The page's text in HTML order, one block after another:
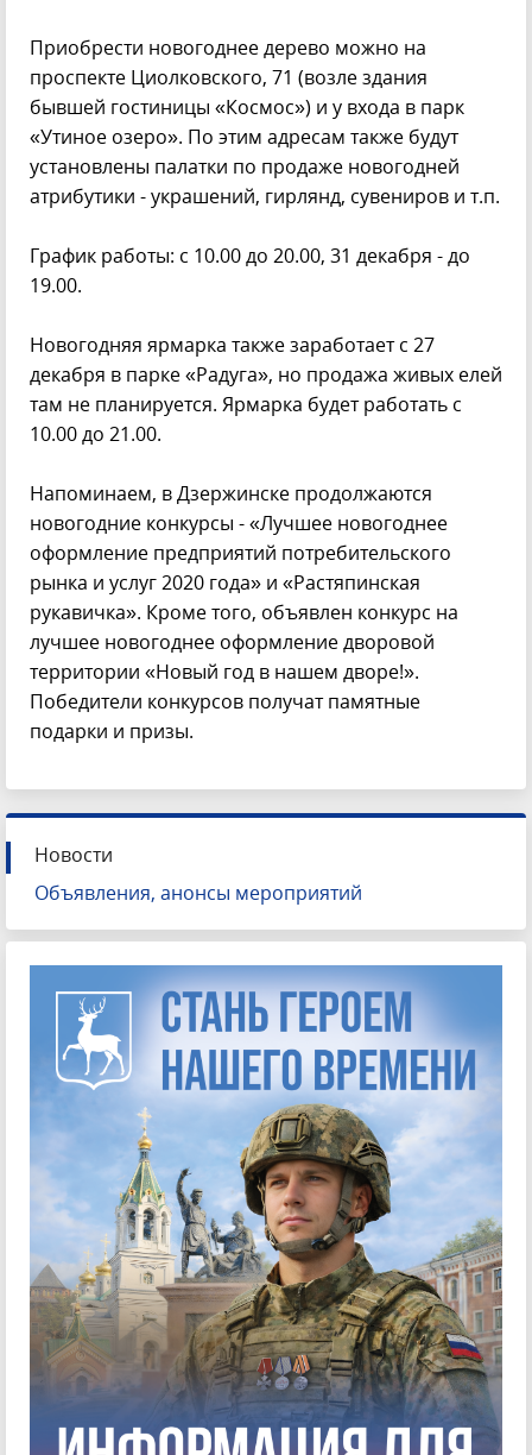
Приобрести новогоднее дерево можно на
проспекте Циолковского, 71 (возле здания
бывшей гостиницы «Космос») и у входа в парк
«Утиное озеро». По этим адресам также будут
установлены палатки по продаже новогодней
атрибутики - украшений, гирлянд, сувениров и т.п.
График работы: с 10.00 до 20.00, 31 декабря - до
19.00.
Новогодняя ярмарка также заработает с 27
декабря в парке «Радуга», но продажа живых елей
там не планируется. Ярмарка будет работать с
10.00 до 21.00.
Напоминаем, в Дзержинске продолжаются
новогодние конкурсы - «Лучшее новогоднее
оформление предприятий потребительского
рынка и услуг 2020 года» и «Растяпинская
рукавичка». Кроме того, объявлен конкурс на
лучшее новогоднее оформление дворовой
территории «Новый год в нашем дворе!».
Победители конкурсов получат памятные
подарки и призы.
Новости
Объявления, анонсы мероприятий